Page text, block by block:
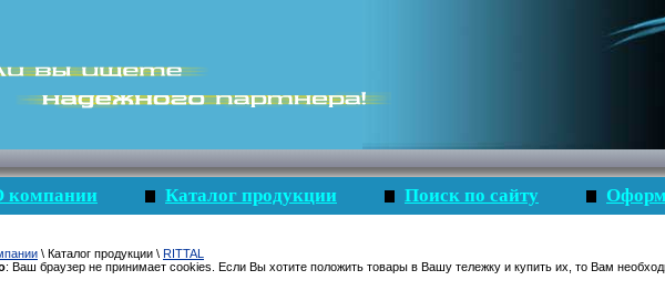
компании Каталог продукции Поиск по сайту
\ Каталог продукции \ RITTAL
: Ваш браузер не принимает cookies. Если Вы хотите положить товары в Вашу тележку и купить их, то Вам